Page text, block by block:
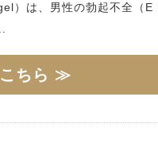
）は、男性の勃起不全（E
ちら ≫